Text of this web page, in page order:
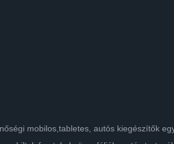
mobilos,tabletes, autós kiegészítők